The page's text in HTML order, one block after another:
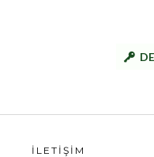
İLETİŞİM